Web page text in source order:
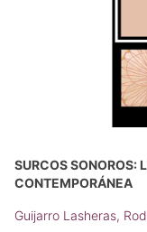
SURCOS SONOROS:
CONTEMPORÁNEA
Guijarro Lasheras,